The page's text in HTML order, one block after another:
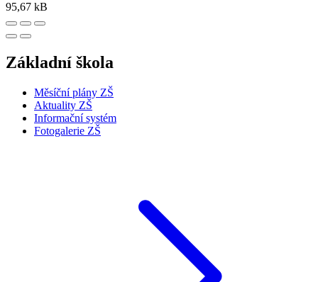
95,67 kB
Základní škola
Měsíční plány ZŠ
Aktuality ZŠ
Informační systém
Fotogalerie ZŠ